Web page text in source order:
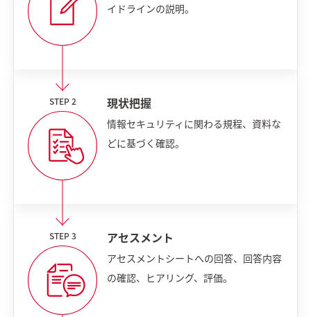
イドラインの説明。
現状把握
情報セキュリティに関わる規程、資料な
どに基づく確認。
アセスメント
アセスメントシートへの回答、回答内容
の確認、ヒアリング、評価。